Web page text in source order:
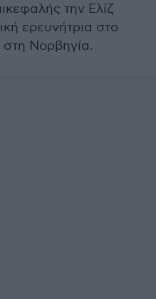
την Ελίζ
ερευνήτρια στο
Νορβηγία.